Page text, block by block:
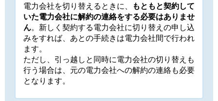
電力会社を切り替えるときに、
もともと契約して
いた電力会社に解約の連絡をする必要はありませ
ん。新しく契約する電力会社に切り替えの申し込
みをすれば、あとの手続きは電力会社間で行われ
ます。
ただし、引っ越しと同時に電力会社の切り替えも
行う場合は、元の電力会社への解約の連絡も必要
となります。